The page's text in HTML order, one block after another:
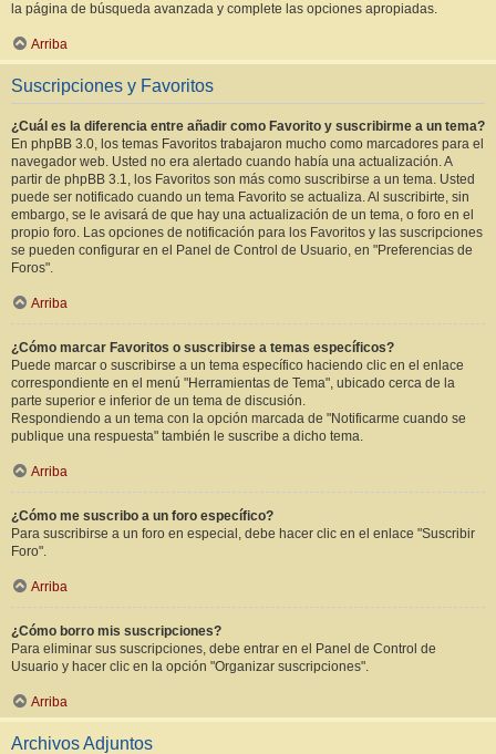
la página de búsqueda avanzada y complete las opciones apropiadas.
Arriba
Suscripciones y Favoritos
¿Cuál es la diferencia entre añadir como Favorito y suscribirme a un tema?
En phpBB 3.0, los temas Favoritos trabajaron mucho como marcadores para el
navegador web. Usted no era alertado cuando había una actualización. A
partir de phpBB 3.1, los Favoritos son más como suscribirse a un tema. Usted
puede ser notificado cuando un tema Favorito se actualiza. Al suscribirte, sin
embargo, se le avisará de que hay una actualización de un tema, o foro en el
propio foro. Las opciones de notificación para los Favoritos y las suscripciones
se pueden configurar en el Panel de Control de Usuario, en "Preferencias de
Foros".
Arriba
¿Cómo marcar Favoritos o suscribirse a temas específicos?
Puede marcar o suscribirse a un tema específico haciendo clic en el enlace
correspondiente en el menú "Herramientas de Tema", ubicado cerca de la
parte superior e inferior de un tema de discusión.
Respondiendo a un tema con la opción marcada de "Notificarme cuando se
publique una respuesta" también le suscribe a dicho tema.
Arriba
¿Cómo me suscribo a un foro específico?
Para suscribirse a un foro en especial, debe hacer clic en el enlace "Suscribir
Foro".
Arriba
¿Cómo borro mis suscripciones?
Para eliminar sus suscripciones, debe entrar en el Panel de Control de
Usuario y hacer clic en la opción "Organizar suscripciones".
Arriba
Archivos Adjuntos